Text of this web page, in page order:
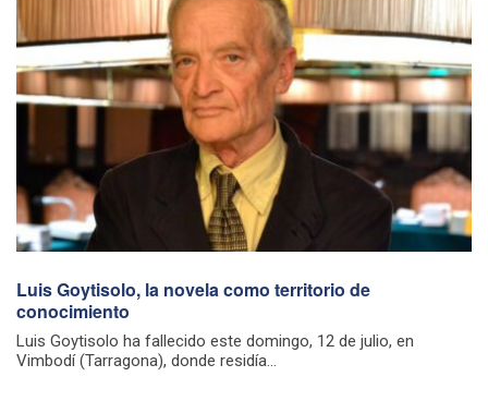
Luis Goytisolo, la novela como territorio de
conocimiento
Luis Goytisolo ha fallecido este domingo, 12 de julio, en
Vimbodí (Tarragona), donde residía...